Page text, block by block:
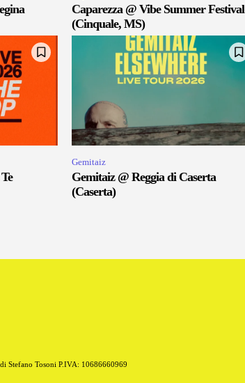
Caparezza @ Vibe Summer Festival
(Cinquale, MS)
Gemitaiz
Gemitaiz @ Reggia di Caserta
(Caserta)
Stefano Tosoni P.IVA: 10686660969